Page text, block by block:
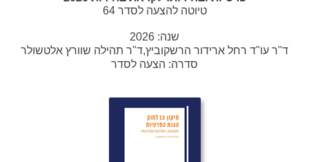
טיוטה להצעה לסדר 64
שנה: 2026
ד"ר עו"ד רחל ארידור הרשקוביץ,ד"ר תהילה שוורץ אלטשולר
סדרה: הצעה לסדר